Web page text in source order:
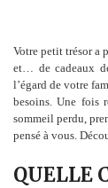
Votre petit trésor a
et… de cadeaux
l’égard de votre
besoins. Une fois
sommeil perdu,
pensé à vous.
QUELLE